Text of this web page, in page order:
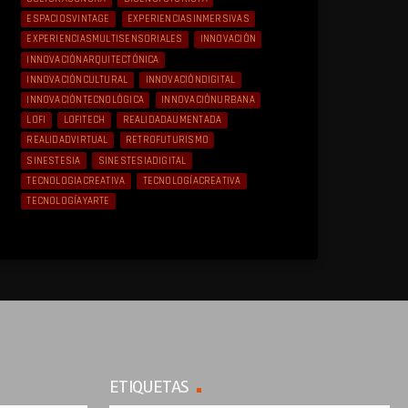
ESPACIOSVINTAGE
EXPERIENCIASINMERSIVAS
EXPERIENCIASMULTISENSORIALES
INNOVACIÓN
INNOVACIÓNARQUITECTÓNICA
INNOVACIÓNCULTURAL
INNOVACIÓNDIGITAL
INNOVACIÓNTECNOLÓGICA
INNOVACIÓNURBANA
LOFI
LOFITECH
REALIDADAUMENTADA
REALIDADVIRTUAL
RETROFUTURISMO
SINESTESIA
SINESTESIADIGITAL
TECNOLOGIACREATIVA
TECNOLOGÍACREATIVA
TECNOLOGÍAYARTE
ETIQUETAS